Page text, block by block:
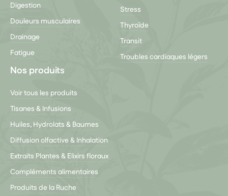
Digestion
Douleurs musculaires
Drainage
Fatigue
Stress
Thyroïde
Transit
Troubles cardiaques légers
Nos produits
Voir tous les produits
Tisanes & Infusions
Huiles, Hydrolats & Baumes
Diffusion olfactive & Inhalation
Extraits Plantes & Elixirs floraux
Compléments alimentaires
Produits de la Ruche